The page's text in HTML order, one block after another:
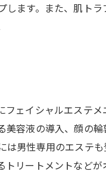
ます。また、肌ト
ェイシャルエステ
容液の導入、顔の
男性専用のエステ
リートメントなど